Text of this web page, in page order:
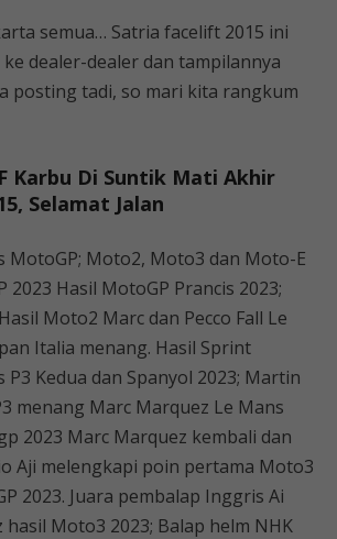
semua… Satria facelift 2015 ini
dealer-dealer dan tampilannya
posting tadi, so mari kita rangkum
Karbu Di Suntik Mati Akhir
Selamat Jalan
MotoGP; Moto2, Moto3 dan Moto-E
2023 Hasil MotoGP Prancis 2023;
Moto2 Marc dan Pecco Fall Le
Italia menang. Hasil Sprint
Kedua dan Spanyol 2023; Martin
menang Marc Marquez Le Mans
2023 Marc Marquez kembali dan
Aji melengkapi poin pertama Moto3
2023. Juara pembalap Inggris Ai
hasil Moto3 2023; Balap helm NHK